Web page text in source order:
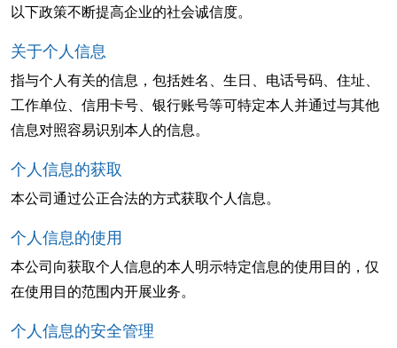
以下政策不断提高企业的社会诚信度。
关于个人信息
指与个人有关的信息，包括姓名、生日、电话号码、住址、
工作单位、信用卡号、银行账号等可特定本人并通过与其他
信息对照容易识别本人的信息。
个人信息的获取
本公司通过公正合法的方式获取个人信息。
个人信息的使用
本公司向获取个人信息的本人明示特定信息的使用目的，仅
在使用目的范围内开展业务。
个人信息的安全管理